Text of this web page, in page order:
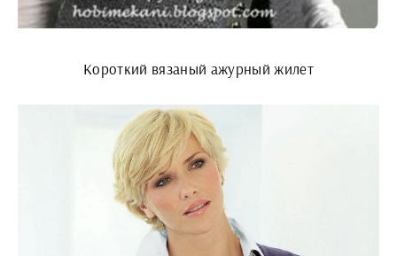
Короткий вязаный ажурный жилет